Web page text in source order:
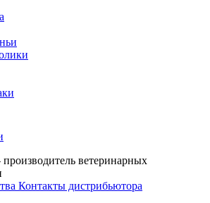
ветеринарных
Контакты дистрибьютора